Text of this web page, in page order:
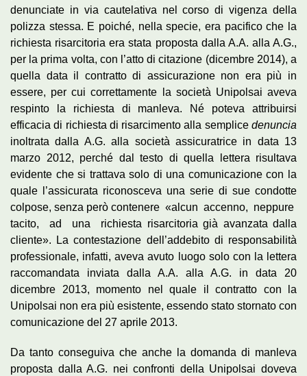
denunciate in via cautelativa nel corso di vigenza della
polizza stessa. E poiché, nella specie, era pacifico che la
richiesta risarcitoria era stata proposta dalla A.A. alla A.G.,
per la prima volta, con l’atto di citazione (dicembre 2014), a
quella data il contratto di assicurazione non era più in
essere, per cui correttamente la società Unipolsai aveva
respinto la richiesta di manleva. Né poteva attribuirsi
efficacia di richiesta di risarcimento alla semplice denuncia
inoltrata dalla A.G. alla società assicuratrice in data 13
marzo 2012, perché dal testo di quella lettera risultava
evidente che si trattava solo di una comunicazione con la
quale l’assicurata riconosceva una serie di sue condotte
colpose, senza però contenere «alcun accenno, neppure
tacito, ad una richiesta risarcitoria già avanzata dalla
cliente». La contestazione dell’addebito di responsabilità
professionale, infatti, aveva avuto luogo solo con la lettera
raccomandata inviata dalla A.A. alla A.G. in data 20
dicembre 2013, momento nel quale il contratto con la
Unipolsai non era più esistente, essendo stato stornato con
comunicazione del 27 aprile 2013.
Da tanto conseguiva che anche la domanda di manleva
proposta dalla A.G. nei confronti della Unipolsai doveva